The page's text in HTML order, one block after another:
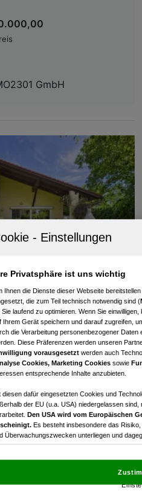
GmbH
in
Bahnhof!
GmbH
Privatsphäre ist uns wichtig
Ihnen die Dienste dieser Webseite
die zum Teil technisch notwendig sind (
Sie laufend zu optimieren. Wenn Sie
Ihrem Gerät speichern und darauf zugreifen,
die Verarbeitung personenbezogener
Diese Präferenzen werden unseren
vorausgesetzt werden auch
Cookies, Marketing Cookies sowie
entsprechende Inhalte anzubieten.
diesen dafür eingesetzten Cookies und
der EU (u.a. USA) niedergelassen
Den USA wird vom Europäischen
Es besteht insbesondere das
Überwachungszwecken unterliegen und
Widerspruch gegen die Verarbeitung auf der
Einstellungen“, die sich auf jeder Seite